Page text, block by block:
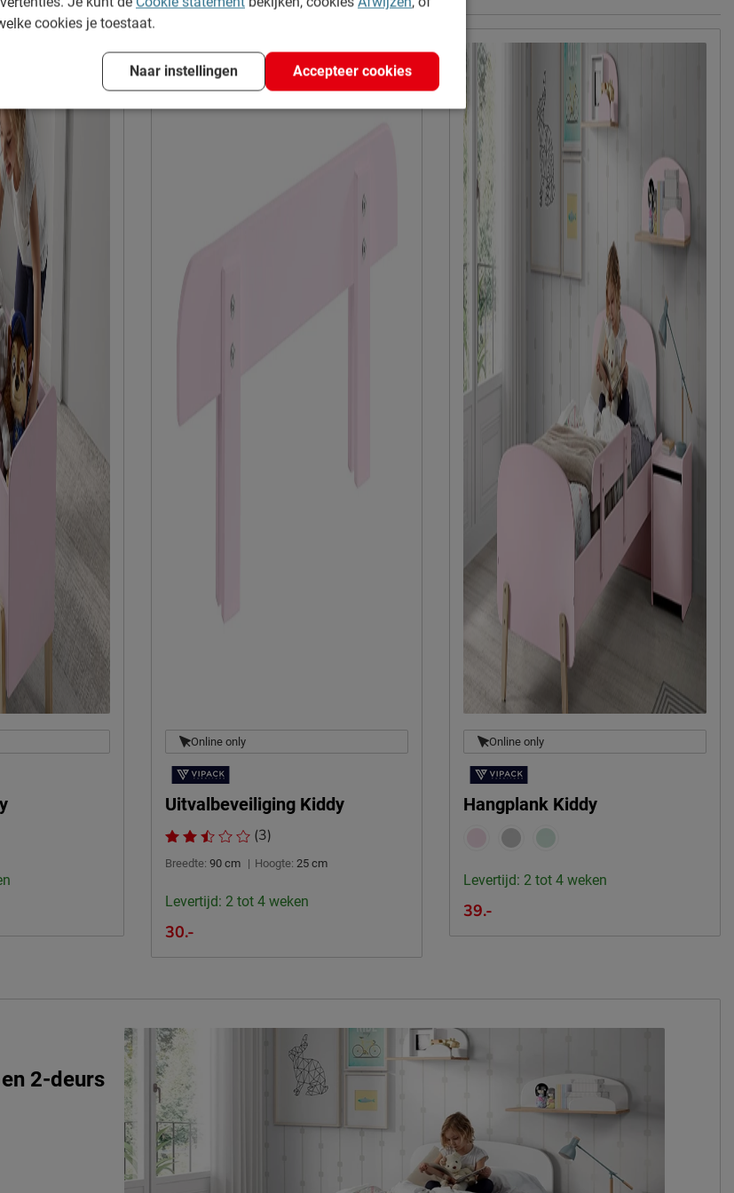
Goed om te weten
Onderhoud
Afnemen met een vochtig doekje
2 jaar garantie volgens CBW voorwaarden
niet inbegrepen
duurzamer product
Leveranciersinformatie
Naam Vipack NV
Meulebeeksestraat 51, 8710, Wielsbeke,
België
sales@vipack.be
Online only
Uitvalbeveiliging Kiddy
(3)
Breedte: 90 cm | Hoogte: 25 cm
Levertijd: 2 tot 4 weken
30.-
Online only
Hangplank Kiddy
Levertijd: 2 tot 4 weken
39.-
2-deurs
cookies je toestaat.
Naar instellingen Accepteer cookies